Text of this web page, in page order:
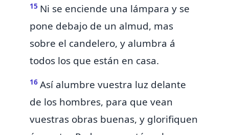
15 Ni se enciende una lámpara y se
pone debajo de un almud, mas
sobre el candelero, y alumbra á
todos los que están en casa.
16 Así alumbre vuestra luz delante
de los hombres, para que vean
vuestras obras buenas, y glorifiquen